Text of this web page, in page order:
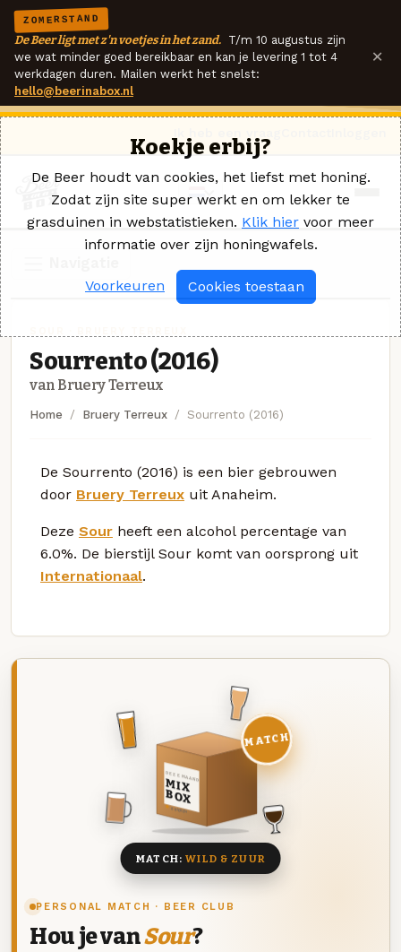
ZOMERSTAND
De Beer ligt met z'n voetjes in het zand. T/m 10 augustus zijn
we wat minder goed bereikbaar en kan je levering 1 tot 4
werkdagen duren. Mailen werkt het snelst:
hello@beerinabox.nl
×
Sourrento (2016)
van Bruery Terreux
Home Bruery Terreux Sourrento (2016)
De Sourrento (2016) is een bier gebrouwen
door Bruery Terreux uit Anaheim.
Deze Sour heeft een alcohol percentage van
6.0%. De bierstijl Sour komt van oorsprong uit
Internationaal.
PERSONAL MATCH · BEER CLUB
Hou je vanSour?
DEZE MAAND
MIX
BOX
8 BIEREN
MATCH
MATCH:WILD & ZUUR
Koekje erbij?
De Beer houdt van cookies, het liefst met honing.
Zodat zijn site super werkt en om lekker te
grasduinen in webstatistieken. Klik hier voor meer
informatie over zijn honingwafels.
Voorkeuren Cookies toestaan